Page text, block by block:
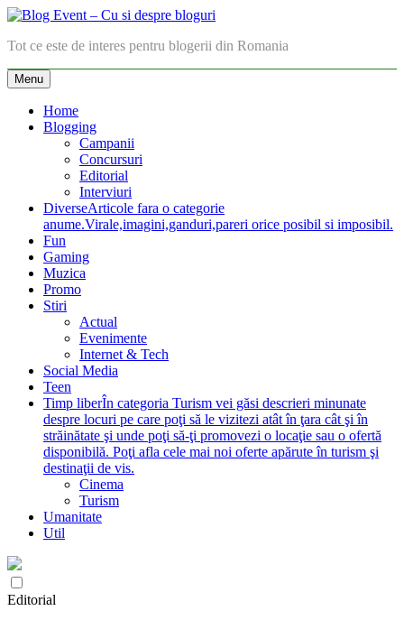
Skip
content
Blog Event – Cu si despre bloguri
Tot ce este de interes pentru blogerii din Romania
Menu
Home
Blogging
Campanii
Concursuri
Editorial
Interviuri
DiverseArticole fara o categorie
anume.Virale,imagini,ganduri,pareri orice posibil si imposibil.
Fun
Gaming
Muzica
Promo
Stiri
Actual
Evenimente
Internet & Tech
Social Media
Teen
Timp liberÎn categoria Turism vei găsi descrieri minunate
despre locuri pe care poţi să le vizitezi atât în ţara cât şi în
străinătate şi unde poţi să-ţi promovezi o locaţie sau o ofertă
disponibilă. Poţi afla cele mai noi oferte apărute în turism şi
destinaţii de vis.
Cinema
Turism
Umanitate
Util
Editorial